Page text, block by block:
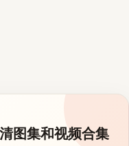
图集和视频合集